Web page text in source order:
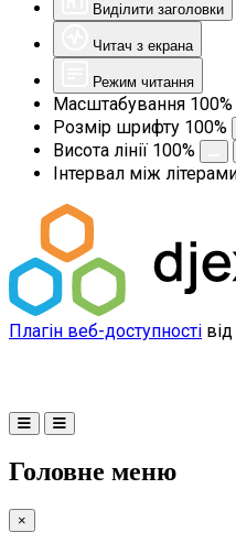
Виділити заголовки
Читач з екрана
Режим читання
Масштабування 100%
Розмір шрифту 100%
Висота лінії 100%
Інтервал між
Плагін веб-доступності
Головне меню
×